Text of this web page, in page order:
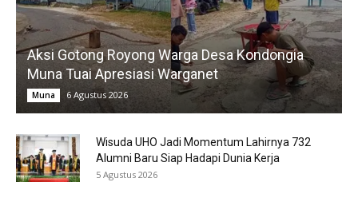
Aksi Gotong Royong Warga Desa Kondongia
Muna Tuai Apresiasi Warganet
Muna 6 Agustus 2026
Wisuda UHO Jadi Momentum Lahirnya 732
Alumni Baru Siap Hadapi Dunia Kerja
5 Agustus 2026